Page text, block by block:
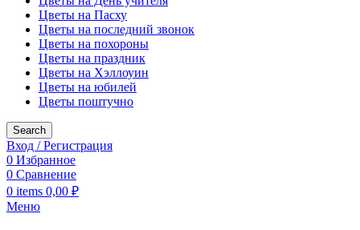
Цветы на Пасху
Цветы на последний звонок
Цветы на похороны
Цветы на праздник
Цветы на Хэллоуин
Цветы на юбилей
Цветы поштучно
Search
Вход / Регистрация
0 Избранное
0 Сравнение
0 items 0,00 ₽
Меню